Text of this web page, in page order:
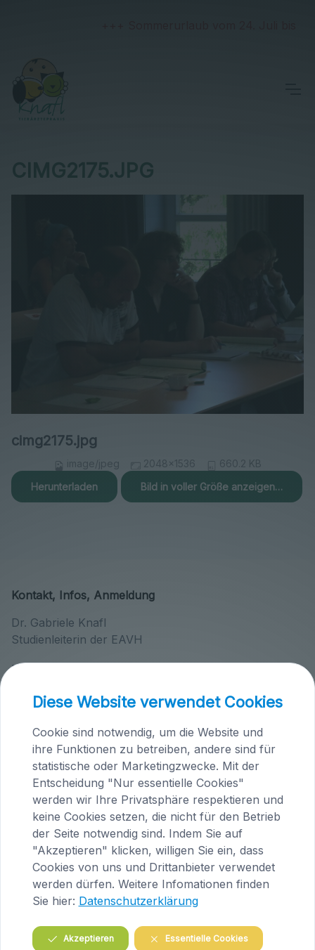
CIMG2175.JPG
cimg2175.jpg
image/jpeg 2048x1536
660.2 KB
Herunterladen
Bild in voller Größe anzeigen…
Kontakt, Infos, Anmeldung
Dr. Gabriele Knafl
Studienleiterin der EAVH
Höfern 1
Tel.: +43 (0)4223/200 23
Tierärztepraxen Knafl
Praxis Maria Saal (Kärnten)
Diese Website verwendet Cookies
Cookie sind notwendig, um die Website und
ihre Funktionen zu betreiben, andere sind für
statistische oder Marketingzwecke. Mit der
Entscheidung "Nur essentielle Cookies"
werden wir Ihre Privatsphäre respektieren und
keine Cookies setzen, die nicht für den Betrieb
der Seite notwendig sind. Indem Sie auf
"Akzeptieren" klicken, willigen Sie ein, dass
Cookies von uns und Drittanbieter verwendet
werden dürfen. Weitere Infomationen finden
Sie hier: Datenschutzerklärung
Akzeptieren Essentielle Cookies